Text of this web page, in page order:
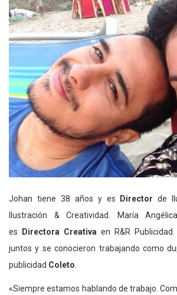
Johan tiene 38 años y es Director de
Ilustración & Creatividad. María
es
Directora Creativa en R&R
juntos y se conocieron trabajando como
publicidad Coleto
«Siempre estamos hablando de trabajo.